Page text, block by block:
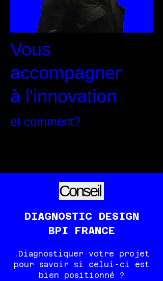
Vous
accompagner
à l'innovation
et comment?
Conseil
DIAGNOSTIC DESIGN
BPI FRANCE
.Diagnostiquer votre projet
pour savoir si celui-ci est
bien positionné ?